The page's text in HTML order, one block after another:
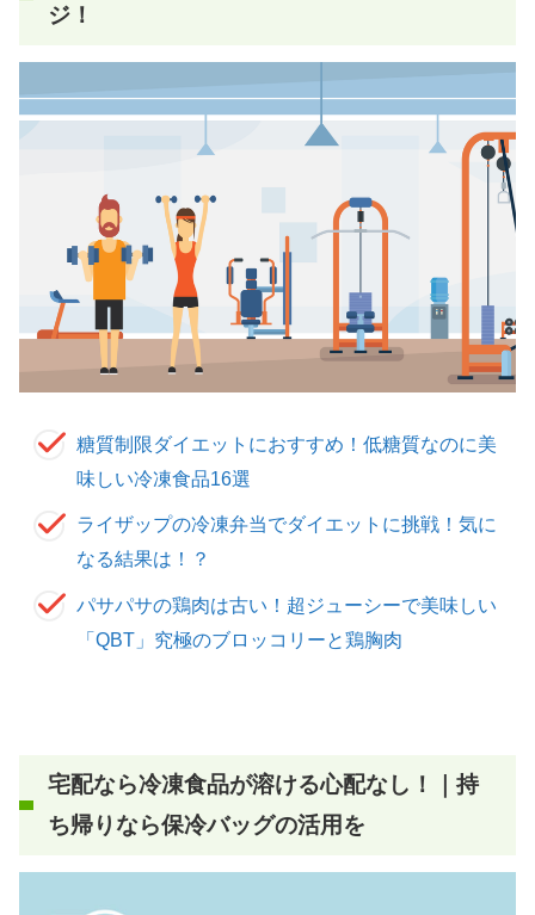
ジ！
糖質制限ダイエットにおすすめ！低糖質なのに美
味しい冷凍食品16選
ライザップの冷凍弁当でダイエットに挑戦！気に
なる結果は！？
パサパサの鶏肉は古い！超ジューシーで美味しい
「QBT」究極のブロッコリーと鶏胸肉
宅配なら冷凍食品が溶ける心配なし！｜持
ち帰りなら保冷バッグの活用を